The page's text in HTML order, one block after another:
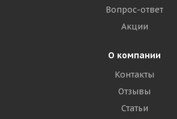
Вопрос-ответ
Акции
О компании
Контакты
Отзывы
Статьи